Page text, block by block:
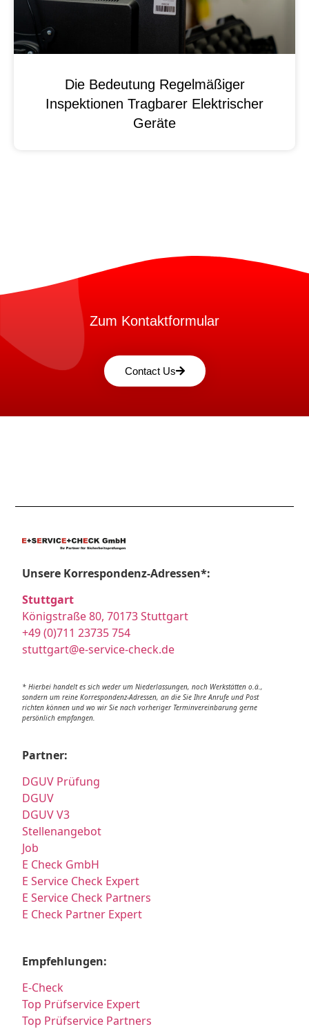
Die Bedeutung Regelmäßiger
Inspektionen Tragbarer Elektrischer
Geräte
Zum Kontaktformular
Contact Us
Unsere Korrespondenz-Adressen*:
Stuttgart
Königstraße 80, 70173 Stuttgart
+49 (0)711 23735 754
stuttgart@e-service-check.de
* Hierbei handelt es sich weder um Niederlassungen, noch Werkstätten o.ä.,
sondern um reine Korrespondenz-Adressen, an die Sie Ihre Anrufe und Post
richten können und wo wir Sie nach vorheriger Terminvereinbarung gerne
persönlich empfangen.
Partner:
DGUV Prüfung
DGUV
DGUV V3
Stellenangebot
Job
E Check GmbH
E Service Check Expert
E Service Check Partners
E Check Partner Expert
Empfehlungen:
E-Check
Top Prüfservice Expert
Top Prüfservice Partners